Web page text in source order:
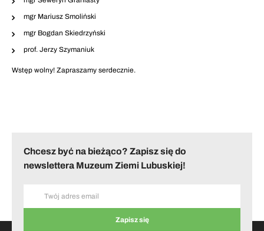
mgr Mariusz Smoliński
mgr Bogdan Skiedrzyński
prof. Jerzy Szymaniuk
Wstęp wolny! Zapraszamy serdecznie.
Chcesz być na bieżąco? Zapisz się do
newslettera Muzeum Ziemi Lubuskiej!